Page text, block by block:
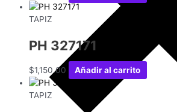
TAPIZ
PH 327171
$1,150.00 Añadir al carrito
TAPIZ